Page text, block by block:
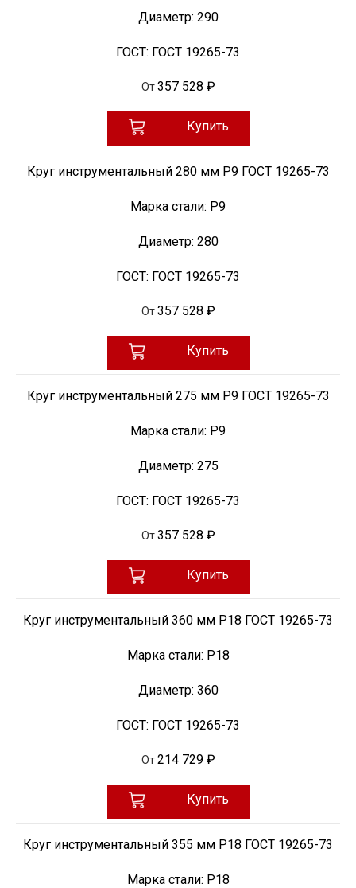
Диаметр: 290
ГОСТ: ГОСТ 19265-73
От 357 528 ₽
Купить
Круг инструментальный 280 мм Р9 ГОСТ 19265-73
Марка стали: Р9
Диаметр: 280
ГОСТ: ГОСТ 19265-73
От 357 528 ₽
Купить
Круг инструментальный 275 мм Р9 ГОСТ 19265-73
Марка стали: Р9
Диаметр: 275
ГОСТ: ГОСТ 19265-73
От 357 528 ₽
Купить
Круг инструментальный 360 мм Р18 ГОСТ 19265-73
Марка стали: Р18
Диаметр: 360
ГОСТ: ГОСТ 19265-73
От 214 729 ₽
Купить
Круг инструментальный 355 мм Р18 ГОСТ 19265-73
Марка стали: Р18